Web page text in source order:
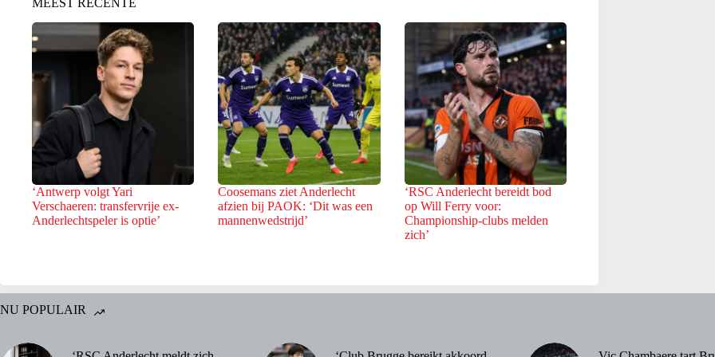
MEEST RECENTE
‘Antwerp volgt Yari
Verschaeren: transfervrije ex-
Anderlechtspeler is optie’
Coosemans ziet Anderlecht
afzien bij PAOK: ‘Dit was een
mannenwedstrijd’
‘RSC Anderlecht bereidt bod
op Will Ferry voor:
Championship-clubs melden
zich’
NU POPULAIR